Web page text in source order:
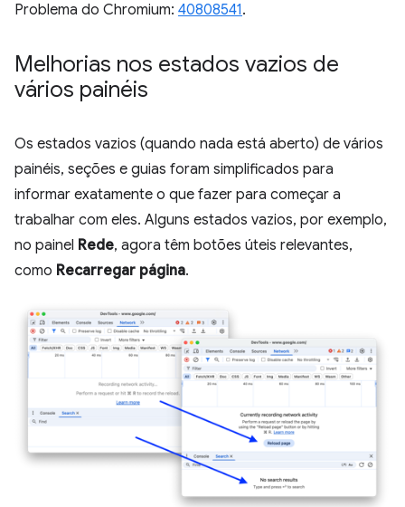
Problema do Chromium: 40808541.
Melhorias nos estados vazios de
vários painéis
Os estados vazios (quando nada está aberto) de vários
painéis, seções e guias foram simplificados para
informar exatamente o que fazer para começar a
trabalhar com eles. Alguns estados vazios, por exemplo,
no painel Rede, agora têm botões úteis relevantes,
como Recarregar página.